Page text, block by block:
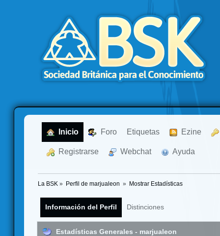
Inicio Foro Etiquetas Ezine
Registrarse Webchat Ayuda
La BSK » Perfil de marjualeon » Mostrar Estadísticas
Información del Perfil Distinciones
Estadísticas Generales - marjualeon